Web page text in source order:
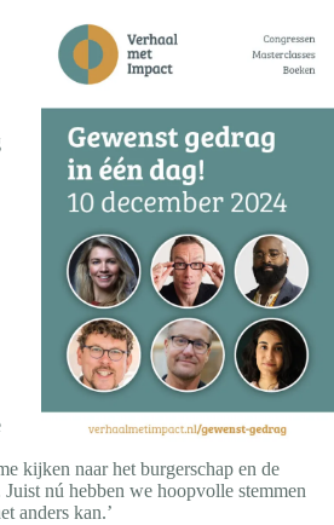
kijken naar het burgerschap en de
nú hebben we hoopvolle stemmen
anders kan.’